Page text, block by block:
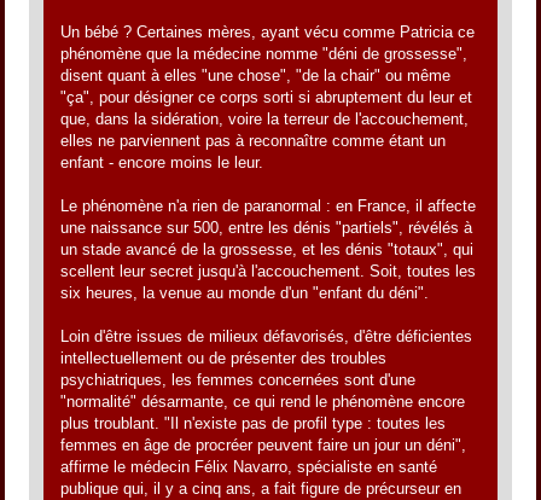
Un bébé ? Certaines mères, ayant vécu comme Patricia ce
phénomène que la médecine nomme "déni de grossesse",
disent quant à elles "une chose", "de la chair" ou même
"ça", pour désigner ce corps sorti si abruptement du leur et
que, dans la sidération, voire la terreur de l'accouchement,
elles ne parviennent pas à reconnaître comme étant un
enfant - encore moins le leur.
Le phénomène n'a rien de paranormal : en France, il affecte
une naissance sur 500, entre les dénis "partiels", révélés à
un stade avancé de la grossesse, et les dénis "totaux", qui
scellent leur secret jusqu'à l'accouchement. Soit, toutes les
six heures, la venue au monde d'un "enfant du déni".
Loin d'être issues de milieux défavorisés, d'être déficientes
intellectuellement ou de présenter des troubles
psychiatriques, les femmes concernées sont d'une
"normalité" désarmante, ce qui rend le phénomène encore
plus troublant. "Il n'existe pas de profil type : toutes les
femmes en âge de procréer peuvent faire un jour un déni",
affirme le médecin Félix Navarro, spécialiste en santé
publique qui, il y a cinq ans, a fait figure de précurseur en